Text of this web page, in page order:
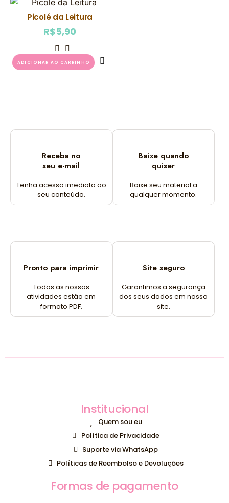
Picolé da Leitura
R$5,90
ADICIONAR AO CARRINHO
Receba no
seu e-mail
Tenha acesso imediato ao
seu conteúdo.
Baixe quando
quiser
Baixe seu material a
qualquer momento.
Pronto para imprimir
Todas as nossas
atividades estão em
formato PDF.
Site seguro
Garantimos a segurança
dos seus dados em nosso
site.
Institucional
Quem sou eu
Política de Privacidade
Suporte via WhatsApp
Políticas de Reembolso e Devoluções
Formas de pagamento